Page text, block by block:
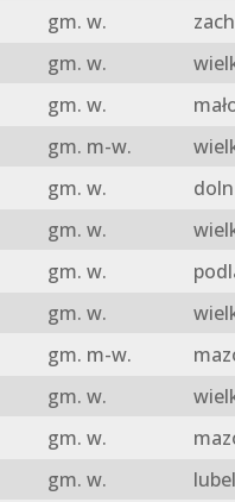
gm. w.
gm. w.
gm. w.
gm. m-w.
gm. w.
gm. w.
gm. w.
gm. w.
gm. m-w.
gm. w.
gm. w.
gm. w.